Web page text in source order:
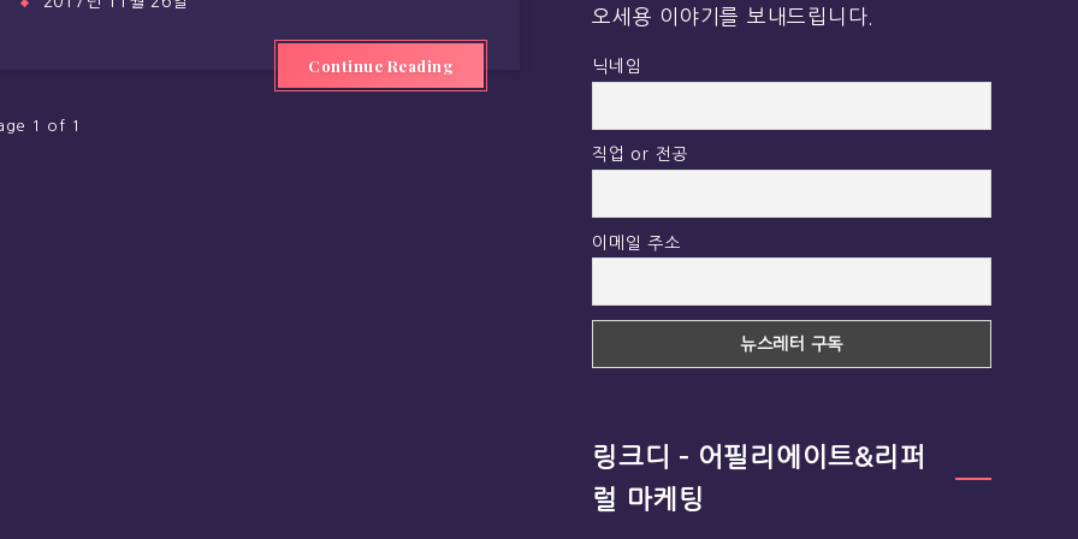
Continue Reading
1 of 1
오세용 이야기를 보내드립니다.
닉네임
직업 or 전공
이메일 주소
링크디 – 어필리에이트&리퍼
럴 마케팅